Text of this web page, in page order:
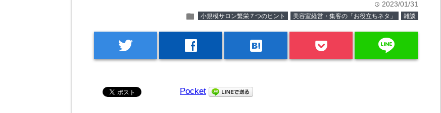
time 2023/01/31
folder 小規模サロン繁栄７つのヒント 美容室経営・集客の「お役立ちネタ」 雑談
twitter facebook hatenabookmark line
Pocket